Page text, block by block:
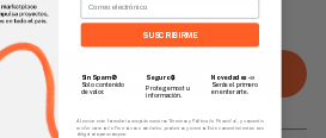
Promedio
Agregar al carrito
SUSCRIBIRME
Sin Spam 🚫
Solo contenido
de valor.
Seguro 🔒
Protegemos tu
información.
Novedades 📣
Serás el primero
en enterarte.
Al enviar este formulario, aceptás nuestros Términos y Política de Privacidad, y consentís
recibir correos de Fierros con novedades, productos y eventos. Este consentimiento no es
obligatorio para comprar.